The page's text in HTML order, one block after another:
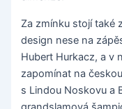
Za zmínku stojí také
design nese na
Hubert Hurkacz, a v
zapomínat na
s Lindou Noskovu a